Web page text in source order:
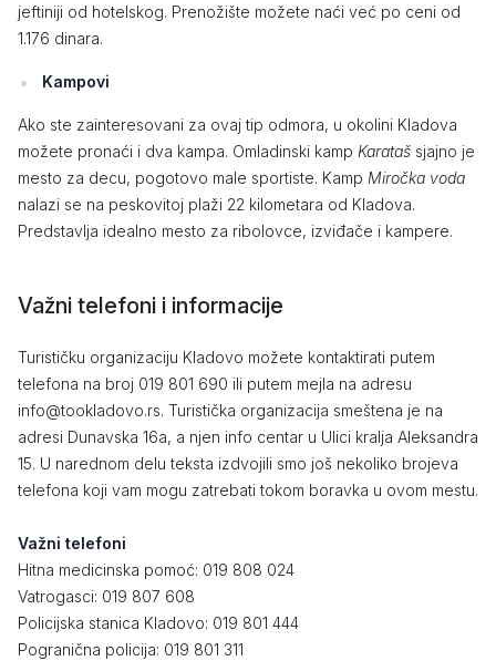
jeftiniji od hotelskog. Prenožište možete naći već po ceni od
1.176 dinara.
Kampovi
Ako ste zainteresovani za ovaj tip odmora, u okolini Kladova
možete pronaći i dva kampa. Omladinski kamp Karataš sjajno je
mesto za decu, pogotovo male sportiste. Kamp Miročka voda
nalazi se na peskovitoj plaži 22 kilometara od Kladova.
Predstavlja idealno mesto za ribolovce, izviđače i kampere.
Važni telefoni i informacije
Turističku organizaciju Kladovo možete kontaktirati putem
telefona na broj 019 801 690 ili putem mejla na adresu
info@tookladovo.rs. Turistička organizacija smeštena je na
adresi Dunavska 16a, a njen info centar u Ulici kralja Aleksandra
15. U narednom delu teksta izdvojili smo još nekoliko brojeva
telefona koji vam mogu zatrebati tokom boravka u ovom mestu.
Važni telefoni
Hitna medicinska pomoć: 019 808 024
Vatrogasci: 019 807 608
Policijska stanica Kladovo: 019 801 444
Pogranična policija: 019 801 311